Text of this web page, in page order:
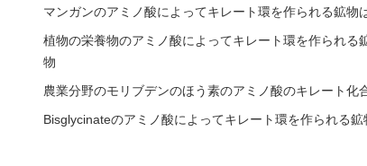
マンガンのアミノ酸によってキレート環を作られる鉱物
植物の栄養物のアミノ酸によってキレート環を作られる
物
農業分野のモリブデンのほう素のアミノ酸のキレート化
Bisglycinateのアミノ酸によってキレート環を作られる